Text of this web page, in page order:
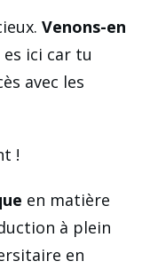
Venons-en
ici car tu
avec les
!
en matière
à plein
en